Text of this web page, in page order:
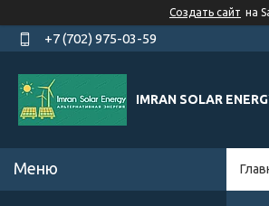
Создать сайт на
+7 (702) 975-03-59
IMRAN SOLAR